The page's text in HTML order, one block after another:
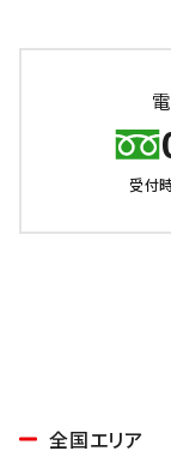
受付
全国エリア